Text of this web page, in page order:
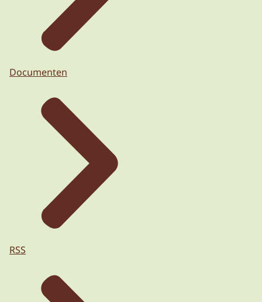
Documenten
RSS